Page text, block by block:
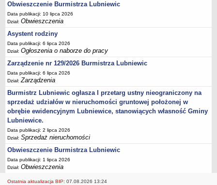
Programy i inne zamierzenia
Taryfy dla zbiorowego zaopatrzenia w wodę i zbiorowego
odprowadzania ścieków
Raport o stanie gminy Lubniewice
Zabytki gminne
PLANY, STUDIUM UWARUNKOWAŃ I KIERUNKÓW ZAGOSPODAROWANIA
Zagospodarowanie przestrzenne
0_Studium
Plan ogólny
Plan ogólny - opiniowanie i uzgadnianie
Plan ogólny - Konsultacje społeczne
MPZP.1_IV.11.98
MPZP.2_XIV.105.2000
MPZP.3_XXIV.177.2001
MPZP.4_XXVII.234.2010
Obwieszczenie Burmistrza Lubniewic
Data publikacji: 10 lipca 2026
Dział:Obwieszczenia
Asystent rodziny
Data publikacji: 6 lipca 2026
Dział:Ogłoszenia o naborze do pracy
Zarządzenie nr 129/2026 Burmistrza Lubniewic
Data publikacji: 6 lipca 2026
Dział:Zarządzenia
Burmistrz Lubniewic ogłasza I przetarg ustny nieograniczony na
sprzedaż udziałów w nieruchomości gruntowej położonej w
obrębie ewidencyjnym Lubniewice, stanowiących własność Gminy
Lubniewice.
Data publikacji: 2 lipca 2026
Dział:Sprzedaż nieruchomości
Obwieszczenie Burmistrza Lubniewic
Data publikacji: 1 lipca 2026
Dział:Obwieszczenia
Ostatnia aktualizacja BIP: 07.08.2026 13:24